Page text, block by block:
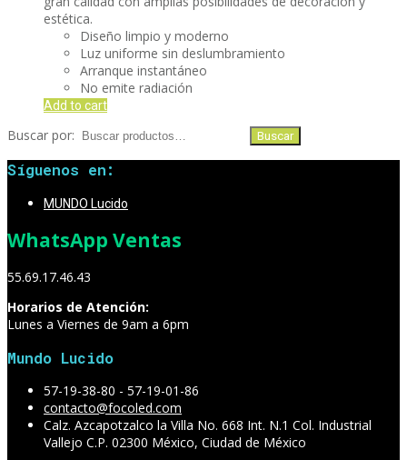
estética.
Diseño limpio y moderno
Luz uniforme sin deslumbramiento
Arranque instantáneo
No emite radiación
Add to cart
Buscar por: Buscar
Síguenos en:
MUNDO Lucido
WhatsApp Ventas
55.69.17.46.43
Horarios de Atención:
Lunes a Viernes de 9am a 6pm
Mundo Lucido
57-19-38-80 - 57-19-01-86
contacto@focoled.com
Calz. Azcapotzalco la Villa No. 668 Int. N.1 Col. Industrial
Vallejo C.P. 02300 México, Ciudad de México